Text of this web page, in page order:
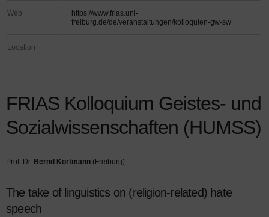
Web
https://www.frias.uni-
freiburg.de/de/veranstaltungen/kolloquien-gw-sw
Location
FRIAS Kolloquium Geistes- und
Sozialwissenschaften (HUMSS)
Prof. Dr. Bernd Kortmann (Freiburg)
The take of linguistics on (religion-related) hate
speech